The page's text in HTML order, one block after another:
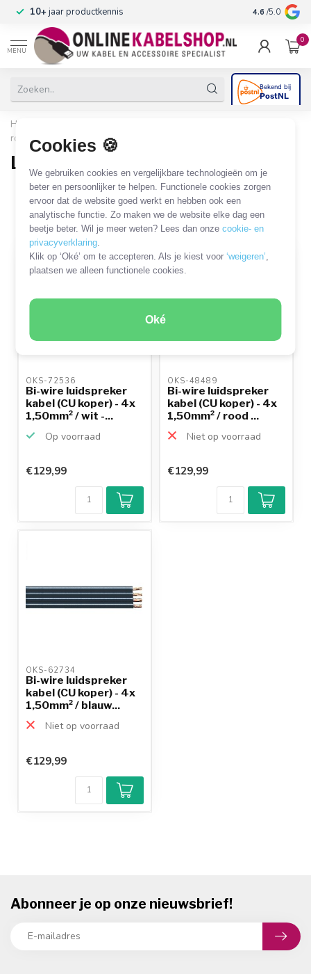
Cookies 🍪
We gebruiken cookies en vergelijkbare technologieën om je
beter en persoonlijker te helpen. Functionele cookies zorgen
ervoor dat de website goed werkt en hebben ook een
analytische functie. Zo maken we de website elke dag een
beetje beter. Wil je meer weten? Lees dan onzecookie- en
privacyverklaring.
Klik op ‘Oké’ om te accepteren. Als je kiest voor‘weigeren’,
plaatsen we alleen functionele cookies.
Oké
10+jaar productkennis 4.6 /5.0
MENU
0
Home
rol
/ Luidsprekerkabel 4x 1,50mm²
Luidsprekerkabel 4x 1,50mm²
3 PRODUCTEN
Filters SORTEER OP
OKS-72536
Bi-wire luidspreker
kabel (CU koper) - 4x
1,50mm² / wit -...
Op voorraad
€129,99
OKS-48489
Bi-wire luidspreker
kabel (CU koper) - 4x
1,50mm² / rood ...
Niet op voorraad
€129,99
OKS-62734
Bi-wire luidspreker
kabel (CU koper) - 4x
1,50mm² / blauw...
Niet op voorraad
€129,99
Abonneer je op onze nieuwsbrief!